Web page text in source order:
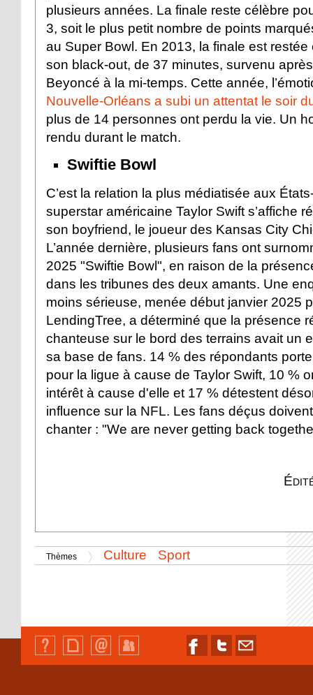
plusieurs années. La finale reste célèbre
3, soit le plus petit nombre de points
au Super Bowl. En 2013, la finale est
son black-out, de 37 minutes, survenu
Beyoncé à la mi-temps. Cette année,
Nouvelle-Orléans a subi un attentat le soir
plus de 14 personnes ont perdu la vie. Un
rendu durant le match.
Swiftie Bowl
C’est la relation la plus médiatisée aux
superstar américaine Taylor Swift s’affiche
son boyfriend, le joueur des Kansas City
L’année dernière, plusieurs fans ont
2025 "Swiftie Bowl", en raison de la
dans les tribunes des deux amants. Une
moins sérieuse, menée début janvier 2025
LendingTree, a déterminé que la présence
chanteuse sur le bord des terrains avait un
sa base de fans. 14 % des répondants
pour la ligue à cause de Taylor Swift, 10 %
intérêt à cause d'elle et 17 % détestent
influence sur la NFL. Les fans déçus
chanter : "We are never getting back
Thèmes Culture Sport
sommes-
du